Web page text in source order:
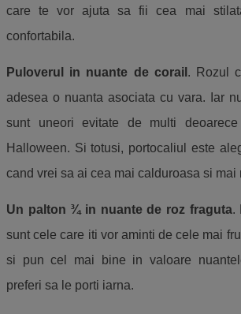
care te vor ajuta sa fii cea mai
confortabila.
Puloverul in nuante de corail . Rozul
adesea o nuanta asociata cu vara. Iar
sunt uneori evitate de multi
Halloween. Si totusi, portocaliul este
cand vrei sa ai cea mai calduroasa si mai
Un palton ¾ in nuante de roz fraguta.
sunt cele care iti vor aminti de cele mai
si pun cel mai bine in valoare
preferi sa le porti iarna.